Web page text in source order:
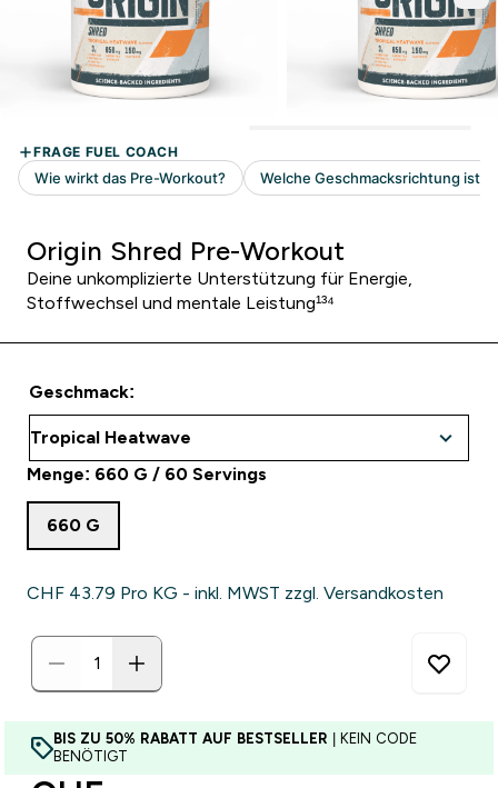
Origin Shred Pre-Workout
Deine unkomplizierte Unterstützung für Energie,
Stoffwechsel und mentale Leistung¹³⁴
Geschmack:
Menge: 660 G / 60 Servings
660 G
CHF 43.79‎ Pro KG - inkl. MWST zzgl. Versandkosten
BIS ZU 50% RABATT AUF BESTSELLER | KEIN CODE
BENÖTIGT